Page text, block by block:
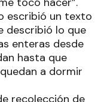
escribió un texto
describió lo que
enteras desde
hasta que
a dormir
recolección de